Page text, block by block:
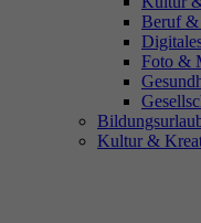
Beruf &
Foto &
Kultur &